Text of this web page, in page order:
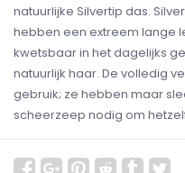
natuurlijke Silvertip das.
hebben een extreem lange
kwetsbaar in het dagelijks
natuurlijk haar. De volledig
gebruik; ze hebben maar
scheerzeep nodig om